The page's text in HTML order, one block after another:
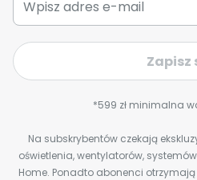
Zapisz
*599 zł minimalna
Na subskrybentów czekają
oświetlenia, wentylatorów,
Home. Ponadto abonenci